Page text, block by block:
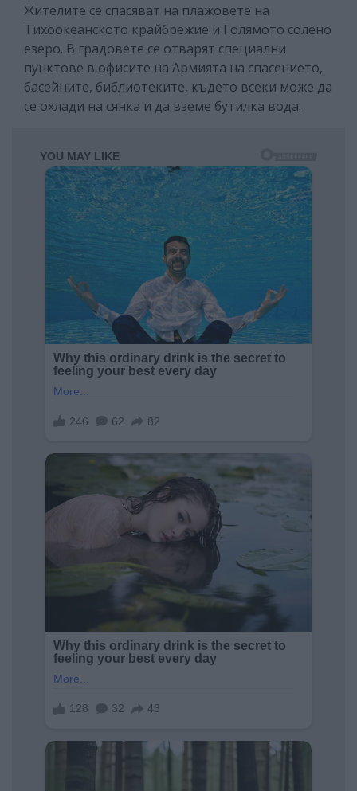
Жителите се спасяват на плажовете на
Тихоокеанското крайбрежие и Голямото солено
езеро. В градовете се отварят специални
пунктове в офисите на Армията на спасението,
басейните, библиотеките, където всеки може да
се охлади на сянка и да вземе бутилка вода.